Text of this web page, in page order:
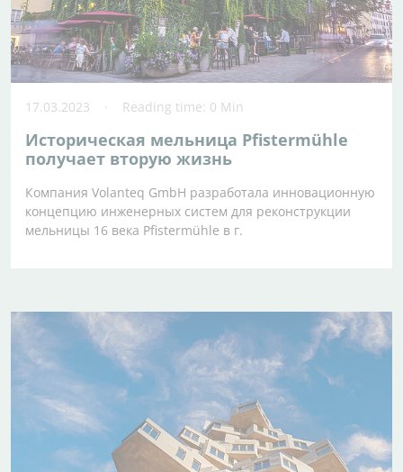
17.03.2023 Reading time: 0 Min
Историческая мельница Pfistermühle
получает вторую жизнь
Компания Volanteq GmbH разработала инновационную
концепцию инженерных систем для реконструкции
мельницы 16 века Pfistermühle в г.